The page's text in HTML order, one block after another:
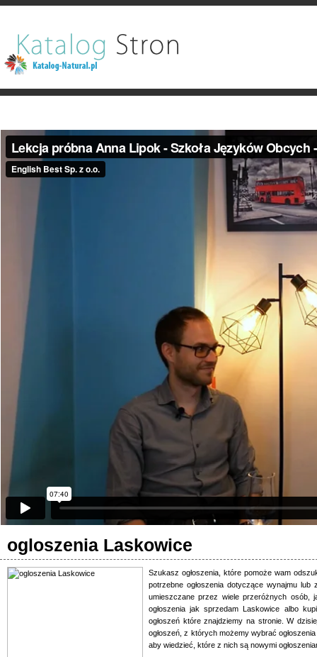
ogloszenia Laskowice
Szukasz ogłoszenia, które pomoże wam
potrzebne ogłoszenia dotyczące wynajmu
umieszczane przez wiele przeróżnych osób,
ogłoszenia jak sprzedam Laskowice albo
ogłoszeń które znajdziemy na stronie. W
ogłoszeń, z których możemy wybrać
aby wiedzieć, które z nich są nowymi